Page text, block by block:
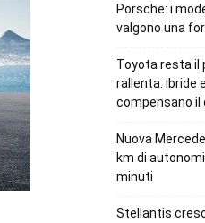
Porsche: i
valgono una
Toyota resta il
rallenta: ibride
compensano il
Nuova
km di
minuti
Stellantis